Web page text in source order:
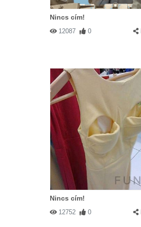
Nincs cím!
12087 0
Nincs cím!
12752 0